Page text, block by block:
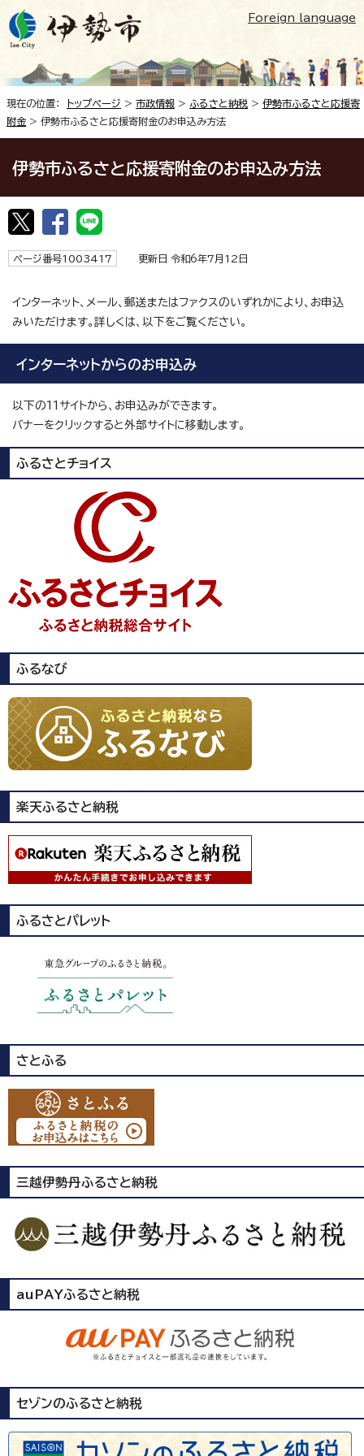
Foreign language
現在の位置： トップページ > 市政情報 > ふるさと納税 > 伊勢市ふるさと応援寄
附金> 伊勢市ふるさと応援寄附金のお申込み方法
伊勢市ふるさと応援寄附金のお申込み方法
ページ番号1003417 更新日 令和6年7月12日
インターネット、メール、郵送またはファクスのいずれかにより、お申込
みいただけます。詳しくは、以下をご覧ください。
インターネットからのお申込み
以下の11サイトから、お申込みができます。
バナーをクリックすると外部サイトに移動します。
ふるさとチョイス
ふるなび
楽天ふるさと納税
ふるさとパレット
さとふる
三越伊勢丹ふるさと納税
auPAYふるさと納税
セゾンのふるさと納税